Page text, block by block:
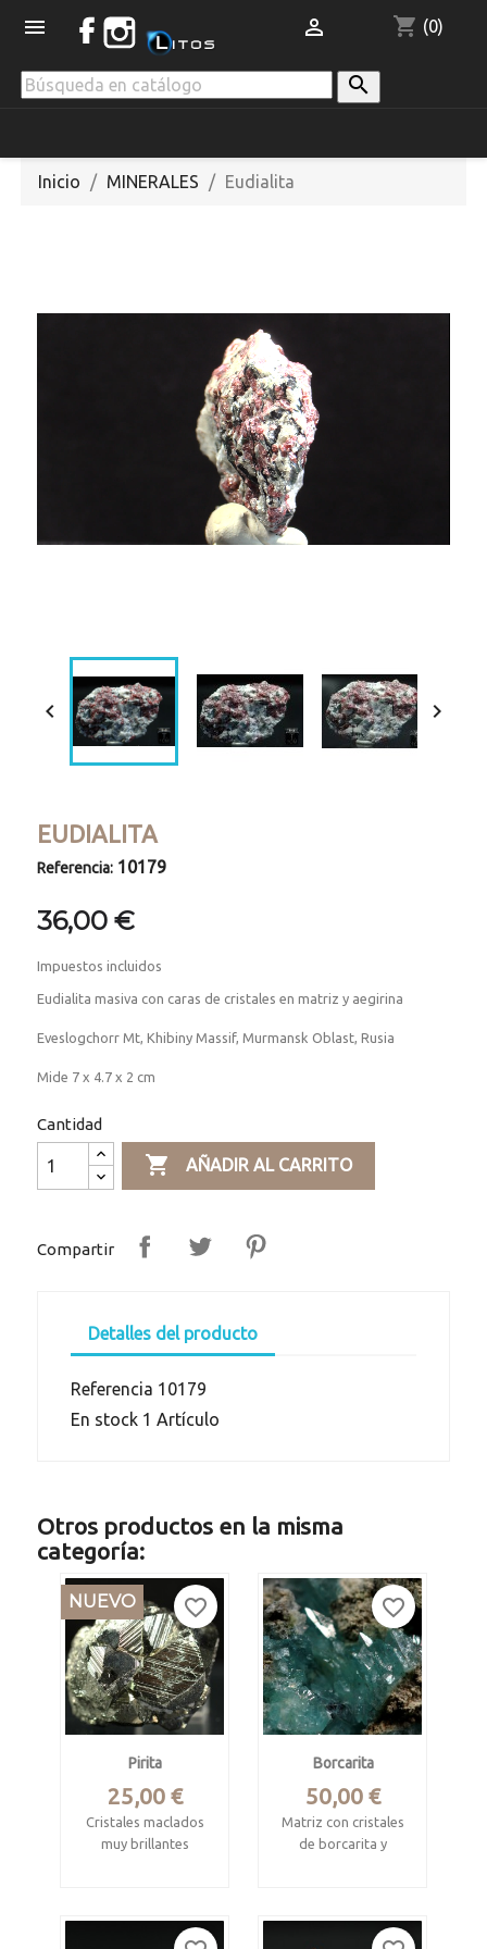
 shopping_cart (0)


Inicio MINERALES Eudialita
 
EUDIALITA
Referencia: 10179
36,00 €
Impuestos incluidos
Eudialita masiva con caras de cristales en matriz y aegirina
Eveslogchorr Mt, Khibiny Massif, Murmansk Oblast, Rusia
Mide 7 x 4.7 x 2 cm
Cantidad
 AÑADIR AL CARRITO
Compartir
Detalles del producto
Referencia 10179
En stock 1 Artículo
Otros productos en la misma
categoría:
Pirita
Precio
25,00 €
Cristales maclados
muy brillantes
NUEVO favorite_border
Borcarita
Precio
50,00 €
Matriz con cristales
de borcarita y
Potosí, Mexico
favorite_border